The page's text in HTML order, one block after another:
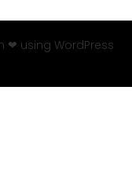
❤ using WordPress